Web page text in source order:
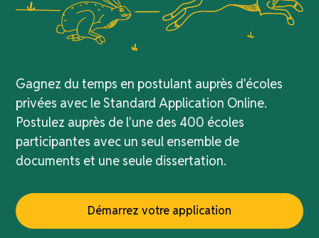
Gagnez du temps en postulant auprès d'écoles
privées avec le Standard Application Online.
Postulez auprès de l'une des 400 écoles
participantes avec un seul ensemble de
documents et une seule dissertation.
Démarrez votre application